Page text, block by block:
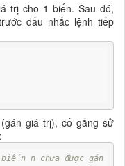
trị cho 1 biến. Sau đó,
dấu nhắc lệnh tiếp
giá trị), cố gắng sử
n chưa được gán